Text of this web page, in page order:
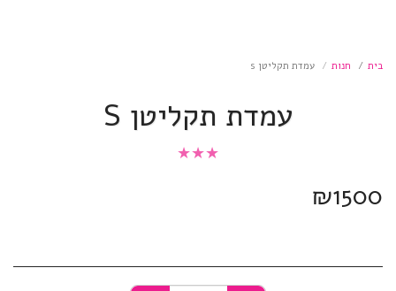
בית חנות עמדת תקליטן s
עמדת תקליטן S
★
★
₪1500